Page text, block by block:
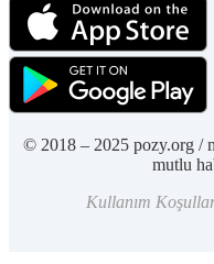
© 2018 – 2025 pozy.org /
mutlu
Kullanım